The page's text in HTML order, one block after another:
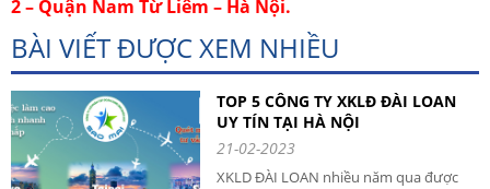
2 – Quận Nam Từ Liêm – Hà Nội.
BÀI VIẾT ĐƯỢC XEM NHIỀU
TOP 5 CÔNG TY XKLĐ ĐÀI LOAN
UY TÍN TẠI HÀ NỘI
21-02-2023
XKLD ĐÀI LOAN nhiều năm qua được